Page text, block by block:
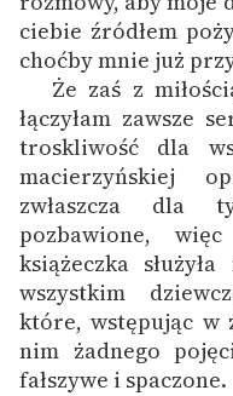
ciebie źródłem
choćby mnie już
Że zaś z
łączyłam zawsze
troskliwość dla
macierzyńskiej
zwłaszcza
pozbawione,
książeczka
wszystkim
które, wstępując w
nim żadnego
fałszywe i spaczone.